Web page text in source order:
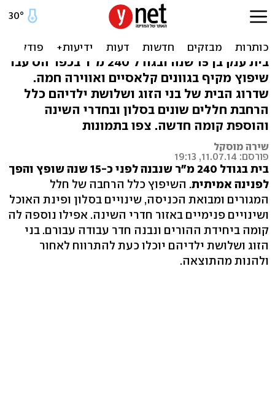
נעים להיכנס: הבית המשודרג
בית ענק בן 15 שנה ובגודל 240 מ"ר בכפר הס עבר
שיפוץ מקיף בגוונים קלאסיים ואווירה חמה.
שדרוג הבית של בני הזוג ושלושת ילדיהם כלל
הרחבת חללים שונים בסלון ובחדרי השינה
והוספת קומה חדשה. צפו בתמונות
שירה מוסקל
פורסם: 11.07.14, 19:13
בית בגודל 240 מ"ר שנבנה לפני כ-15 שנה שופץ והפך
לפנינה אמיתית. השיפוץ כלל הרחבה של חלל
המגורים ומבואת הכניסה, שינויים בסלון ופינת האוכל
ושינויים פנימיים באזור חדרי השינה. אפילו נוספה לה
קומה ביחידת ההורים ונבנה חדר עבודה עבורם. בני
הזוג ושלושת ילדיהם יוכלו כעת להתרווח לאחור
ולהנות מהתוצאה.